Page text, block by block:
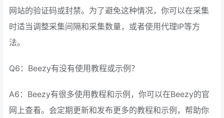
网站的验证码或封禁。为了避免这种情况，你可以在采集
时适当调整采集间隔和采集数量，或者使用代理IP等方
法。
Q6：Beezy有没有使用教程或示例？
A6：Beezy有很多使用教程和示例，你可以在Beezy的官
网上查看。会定期更新和发布更多的教程和示例，帮助你